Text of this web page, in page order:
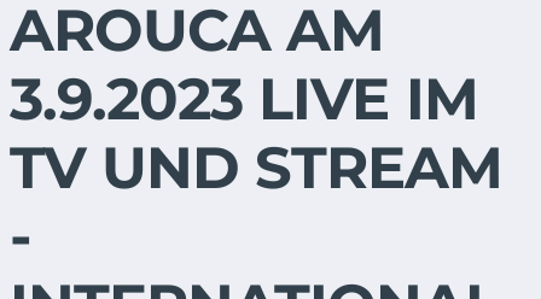
AROUCA AM
3.9.2023 LIVE IM
TV UND STREAM
-